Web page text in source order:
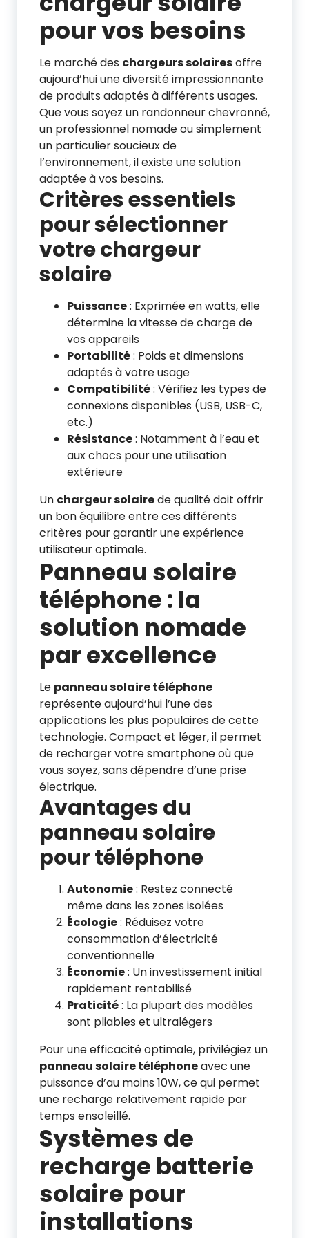
pour vos besoins
Le marché des chargeurs solairesoffre
aujourd’hui une diversité impressionnante
de produits adaptés à différents usages.
Que vous soyez un randonneur chevronné,
un professionnel nomade ou simplement
un particulier soucieux de
l’environnement, il existe une solution
adaptée à vos besoins.
Critères essentiels
pour sélectionner
votre chargeur
solaire
Puissance: Exprimée en watts, elle
détermine la vitesse de charge de
vos appareils
Portabilité: Poids et dimensions
adaptés à votre usage
Compatibilité: Vérifiez les types de
connexions disponibles (USB, USB-C,
etc.)
Résistance: Notamment à l’eau et
aux chocs pour une utilisation
extérieure
Un chargeur solairede qualité doit offrir
un bon équilibre entre ces différents
critères pour garantir une expérience
utilisateur optimale.
Panneau solaire
téléphone : la
solution nomade
par excellence
Le panneau solaire téléphone
représente aujourd’hui l’une des
applications les plus populaires de cette
technologie. Compact et léger, il permet
de recharger votre smartphone où que
vous soyez, sans dépendre d’une prise
électrique.
Avantages du
panneau solaire
pour téléphone
Autonomie: Restez connecté
même dans les zones isolées
Écologie: Réduisez votre
consommation d’électricité
conventionnelle
Économie: Un investissement initial
rapidement rentabilisé
Praticité: La plupart des modèles
sont pliables et ultralégers
Pour une efficacité optimale, privilégiez un
panneau solaire téléphoneavec une
puissance d’au moins 10W, ce qui permet
une recharge relativement rapide par
temps ensoleillé.
Systèmes de
recharge batterie
solaire pour
installations